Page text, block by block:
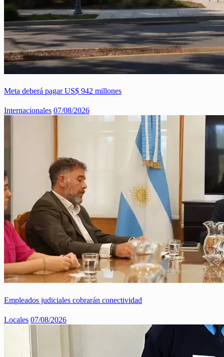
Meta deberá pagar US$ 942 millones
Internacionales 07/08/2026
Empleados judiciales cobrarán conectividad
Locales 07/08/2026